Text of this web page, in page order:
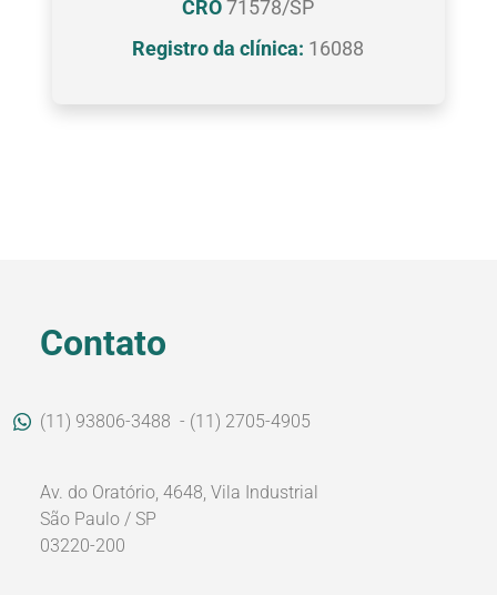
CRO71578/SP
Registro da clínica: 16088
Contato
(11) 93806-3488 - (11) 2705-4905
Av. do Oratório, 4648, Vila Industrial
São Paulo / SP
03220-200